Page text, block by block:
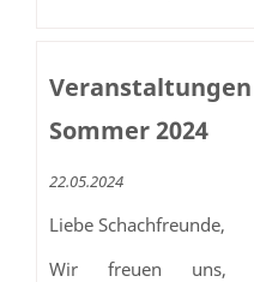
Sommer 2024
22.05.2024
Liebe Schachfreunde,
Wir freuen uns,